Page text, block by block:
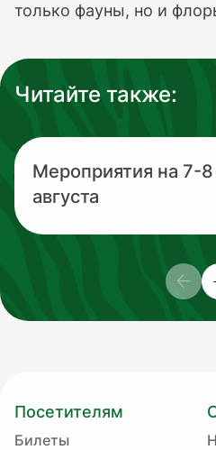
только фауны, но и
Читайте также:
Мероприятия на 7-8
августа
Посетителям
Билеты